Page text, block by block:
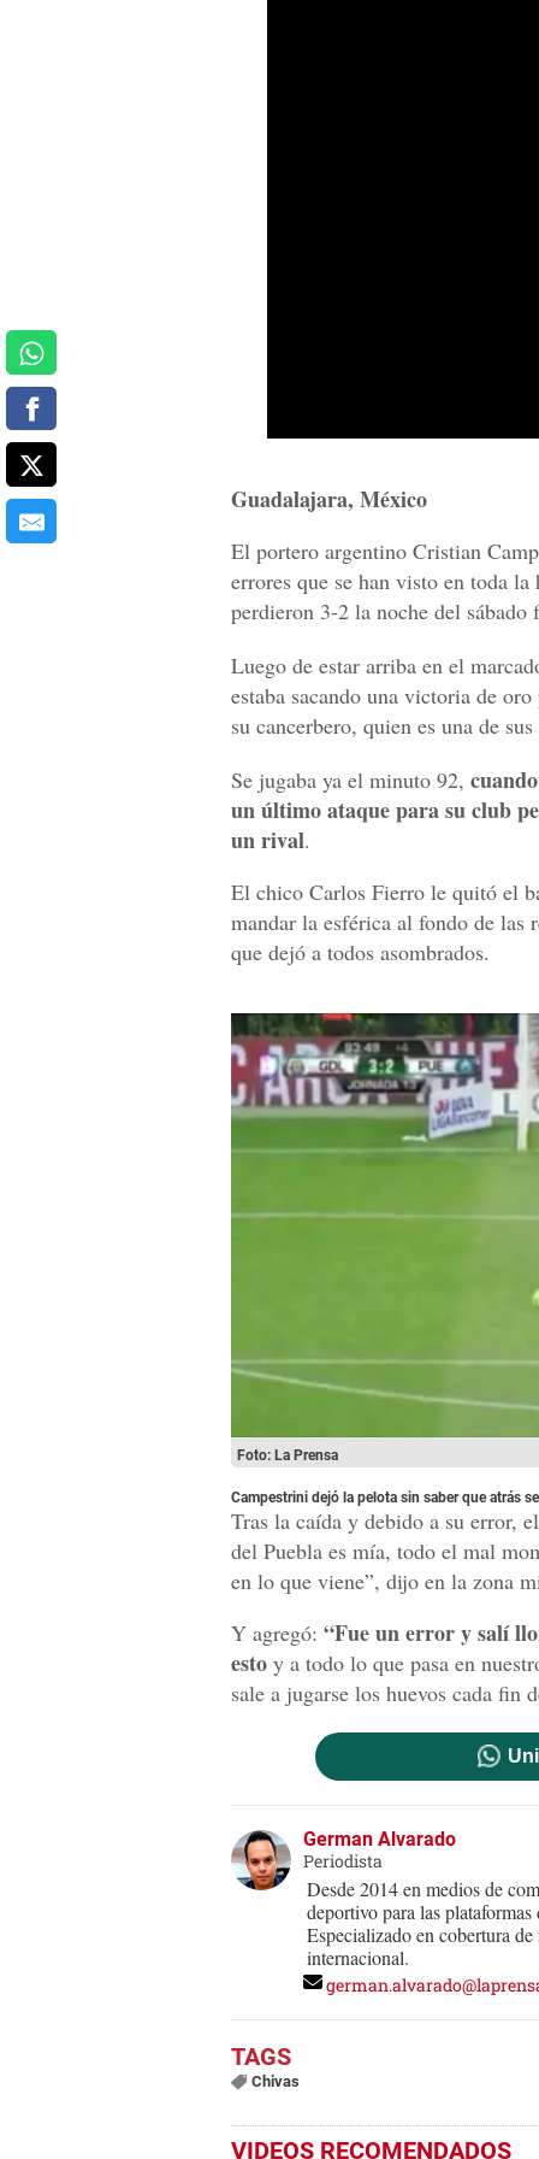
Guadalajara, México
El portero argentino Cristian
errores que se han visto en toda
perdieron 3-2 la noche del sábado
Luego de estar arriba en el
estaba sacando una victoria de
su cancerbero, quien es una de
Se jugaba ya el minuto 92,
un último ataque para su club
un rival.
El chico Carlos Fierro le quitó el
mandar la esférica al fondo de las
que dejó a todos asombrados.
Foto: La Prensa
Campestrini dejó la pelota sin saber que atrás
Tras la caída y debido a su error,
del Puebla es mía, todo el mal
en lo que viene”, dijo en la zona
Y agregó: “Fue un error y salí
esto y a todo lo que pasa en
sale a jugarse los huevos cada fin
German Alvarado
Periodista
Desde 2014 en medios de
deportivo para las
Especializado en cobertura
internacional.
Chivas
VIDEOS RECOMENDADOS